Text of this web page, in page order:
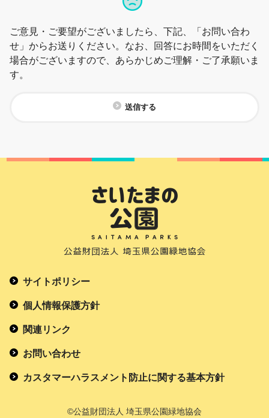
ご意見・ご要望がございましたら、下記、「お問い合わ
せ」からお送りください。なお、回答にお時間をいただく
場合がございますので、あらかじめご理解・ご了承願いま
す。
送信する
サイトポリシー
個人情報保護方針
関連リンク
お問い合わせ
カスタマーハラスメント防止に関する基本方針
©公益財団法人 埼玉県公園緑地協会